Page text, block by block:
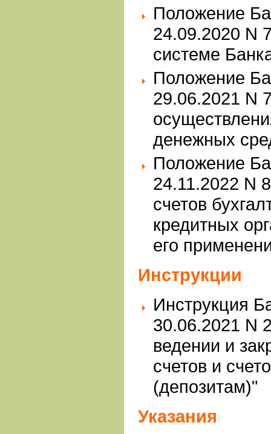
Положение
24.09.2020 N
системе
Положение
29.06.2021 N
денежных
Положение
24.11.2022 N
счетов
кредитных
его
Инструкции
Инструкция
30.06.2021 N
ведении и
счетов и
(депозитам)"
Указания